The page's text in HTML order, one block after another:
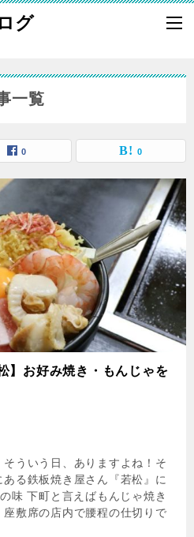
グ
一覧
0 0
】お好み焼き・もんじゃを
そういう日、ありますよね！そ
る鉄板焼き屋さん『若松』に
味 下町と言えばもんじゃ焼き
敷席の店内で腰程の仕切りで